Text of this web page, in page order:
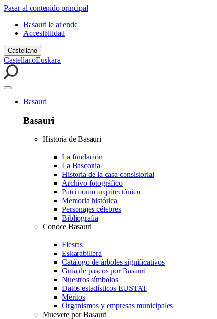
Pasar al contenido principal
Basauri le atiende
Accesibilidad
Castellano
CastellanoEuskara
Basauri
Basauri
Historia de Basauri
La fundación
La Basconia
Historia de la casa consistorial
Archivo fotográfico
Patrimonio arquitectónico
Memoria histórica
Personajes célebres
Bibliografía
Conoce Basauri
Fiestas
Eskarabillera
Catálogo de árboles significativos
Guía de paseos por Basauri
Nuestros símbolos
Datos estadísticos EUSTAT
Méritos
Organismos y empresas municipales
Muevete por Basauri